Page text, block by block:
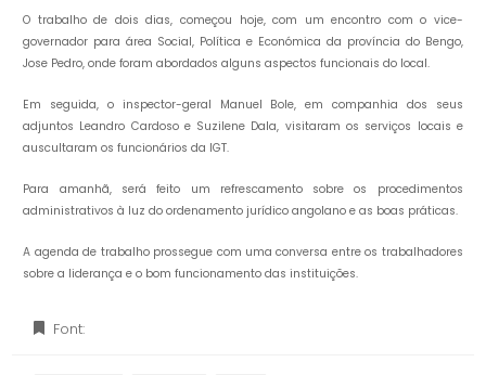
O trabalho de dois dias, começou hoje, com um encontro com o vice-
governador para área Social, Política e Económica da província do Bengo,
Jose Pedro, onde foram abordados alguns aspectos funcionais do local.
Em seguida, o inspector-geral Manuel Bole, em companhia dos seus
adjuntos Leandro Cardoso e Suzilene Dala, visitaram os serviços locais e
auscultaram os funcionários da IGT.
Para amanhã, será feito um refrescamento sobre os procedimentos
administrativos à luz do ordenamento jurídico angolano e as boas práticas.
A agenda de trabalho prossegue com uma conversa entre os trabalhadores
sobre a liderança e o bom funcionamento das instituições.
Font: